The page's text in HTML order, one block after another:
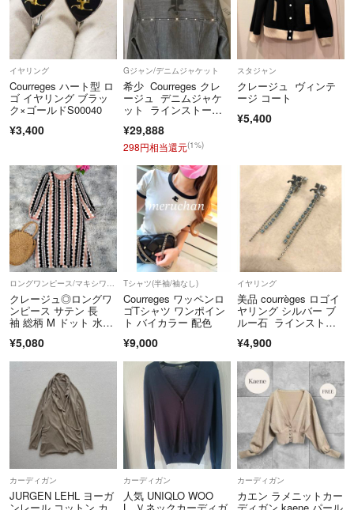
イヤリング
Courreges ハート型 ロ
ゴ イヤリング ブラッ
ク×ゴールドS00040
¥3,400
Gジャン/デニムジャケット
希少 Courreges クレ
ージュ デニムジャケ
ット ラインストー
¥29,888
298円相当還元(1%)
スタジャン
クレージュ ヴィンテ
ージ コート
¥5,400
ロングワンピース/マキシワンピース
クレージュ◎ロングワ
ンピース サテン 長
袖 総柄 M ドット 水
¥5,080
Tシャツ(半袖/袖なし)
Courreges ワッペンロ
ゴTシャツ ワンポイン
ト バイカラー 配色
¥9,000
イヤリング
美品 courrèges ロゴイ
ヤリング シルバー ブ
ルー石 ラインストー
¥4,900
カーディガン
JURGEN LEHL ヨーガ
カーディガン
人気 UNIQLO WOO
カーディガン
カエン ラメニットカー